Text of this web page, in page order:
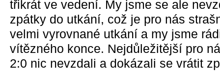
třikrát ve vedení. My jsme se ale
zpátky do utkání, což je pro nás
velmi vyrovnané utkání a my jsme
vítězného konce. Nejdůležitější pro
2:0 nic nevzdali a dokázali se vrátit